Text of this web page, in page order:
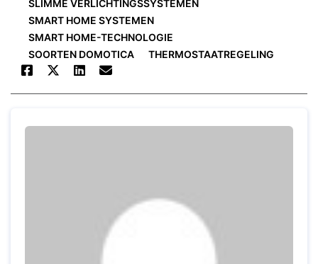
SLIMME VERLICHTINGSSYSTEMEN
SMART HOME SYSTEMEN
SMART HOME-TECHNOLOGIE
SOORTEN DOMOTICA
THERMOSTAATREGELING